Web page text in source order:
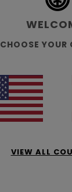
CHOOSE YOUR
VIEW ALL